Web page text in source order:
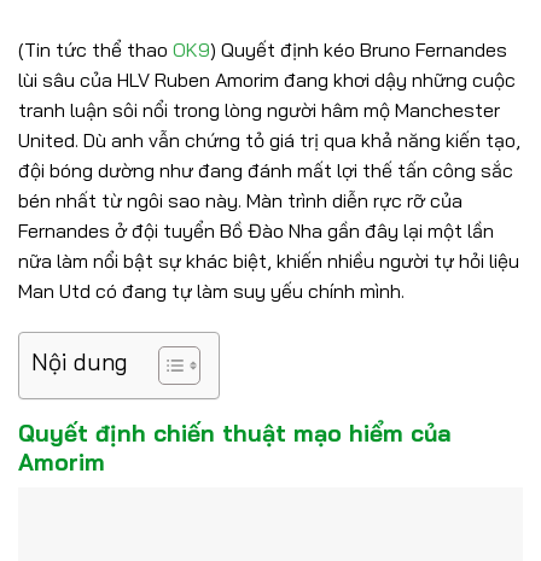
(Tin tức thể thao OK9) Quyết định kéo Bruno Fernandes
lùi sâu của HLV Ruben Amorim đang khơi dậy những cuộc
tranh luận sôi nổi trong lòng người hâm mộ Manchester
United. Dù anh vẫn chứng tỏ giá trị qua khả năng kiến tạo,
đội bóng dường như đang đánh mất lợi thế tấn công sắc
bén nhất từ ngôi sao này. Màn trình diễn rực rỡ của
Fernandes ở đội tuyển Bồ Đào Nha gần đây lại một lần
nữa làm nổi bật sự khác biệt, khiến nhiều người tự hỏi liệu
Man Utd có đang tự làm suy yếu chính mình.
Nội dung
Quyết định chiến thuật mạo hiểm của
Amorim